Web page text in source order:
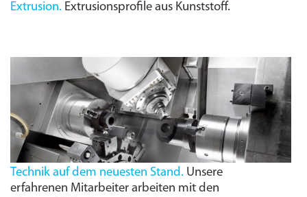
Extrusion. Extrusionsprofile aus Kunststoff.
Technik auf dem neuesten Stand. Unsere
erfahrenen Mitarbeiter arbeiten mit den